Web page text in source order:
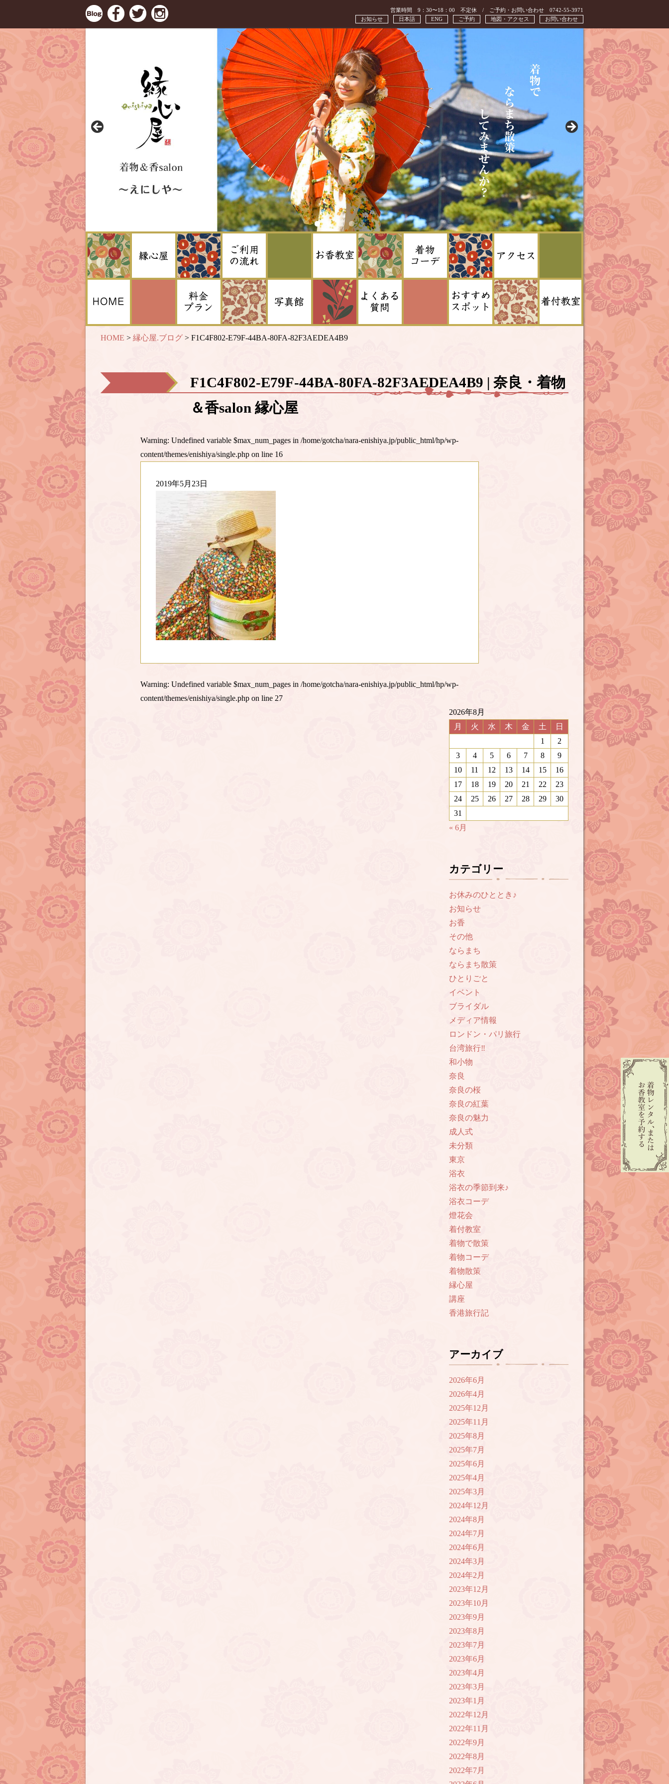
営業時間 9：30〜18：00 不定休 / ご予約・お問い合わせ 0742-55-3971
お問い合わせ
地図・アクセス
ご予約
ENG
日本語
お知らせ
HOME > 縁心屋.ブログ > F1C4F802-E79F-44BA-80FA-82F3AEDEA4B9
F1C4F802-E79F-44BA-80FA-82F3AEDEA4B9 | 奈良・着物
＆香salon 縁心屋
Warning: Undefined variable $max_num_pages in /home/gotcha/nara-enishiya.jp/public_html/hp/wp-
content/themes/enishiya/single.php on line 16
2019年5月23日
Warning: Undefined variable $max_num_pages in /home/gotcha/nara-enishiya.jp/public_html/hp/wp-
content/themes/enishiya/single.php on line 27
2026年8月
月
火 水 木 金 土
日
1
2
3
4 5 6 7 8
9
10
11 12 13 14 15
16
17
18 19 20 21 22
23
24
25 26 27 28 29
30
31
« 6月
カテゴリー
お休みのひととき♪
お知らせ
お香
その他
ならまち
ならまち散策
ひとりごと
イベント
ブライダル
メディア情報
ロンドン・パリ旅行
台湾旅行‼︎
和小物
奈良
奈良の桜
奈良の紅葉
奈良の魅力
成人式
未分類
東京
浴衣
浴衣の季節到来♪
浴衣コーデ
燈花会
着付教室
着物で散策
着物コーデ
着物散策
縁心屋
講座
香港旅行記
アーカイブ
2026年6月
2026年4月
2025年12月
2025年11月
2025年8月
2025年7月
2025年6月
2025年4月
2025年3月
2024年12月
2024年8月
2024年7月
2024年6月
2024年3月
2024年2月
2023年12月
2023年10月
2023年9月
2023年8月
2023年7月
2023年6月
2023年4月
2023年3月
2023年1月
2022年12月
2022年11月
2022年9月
2022年8月
2022年7月